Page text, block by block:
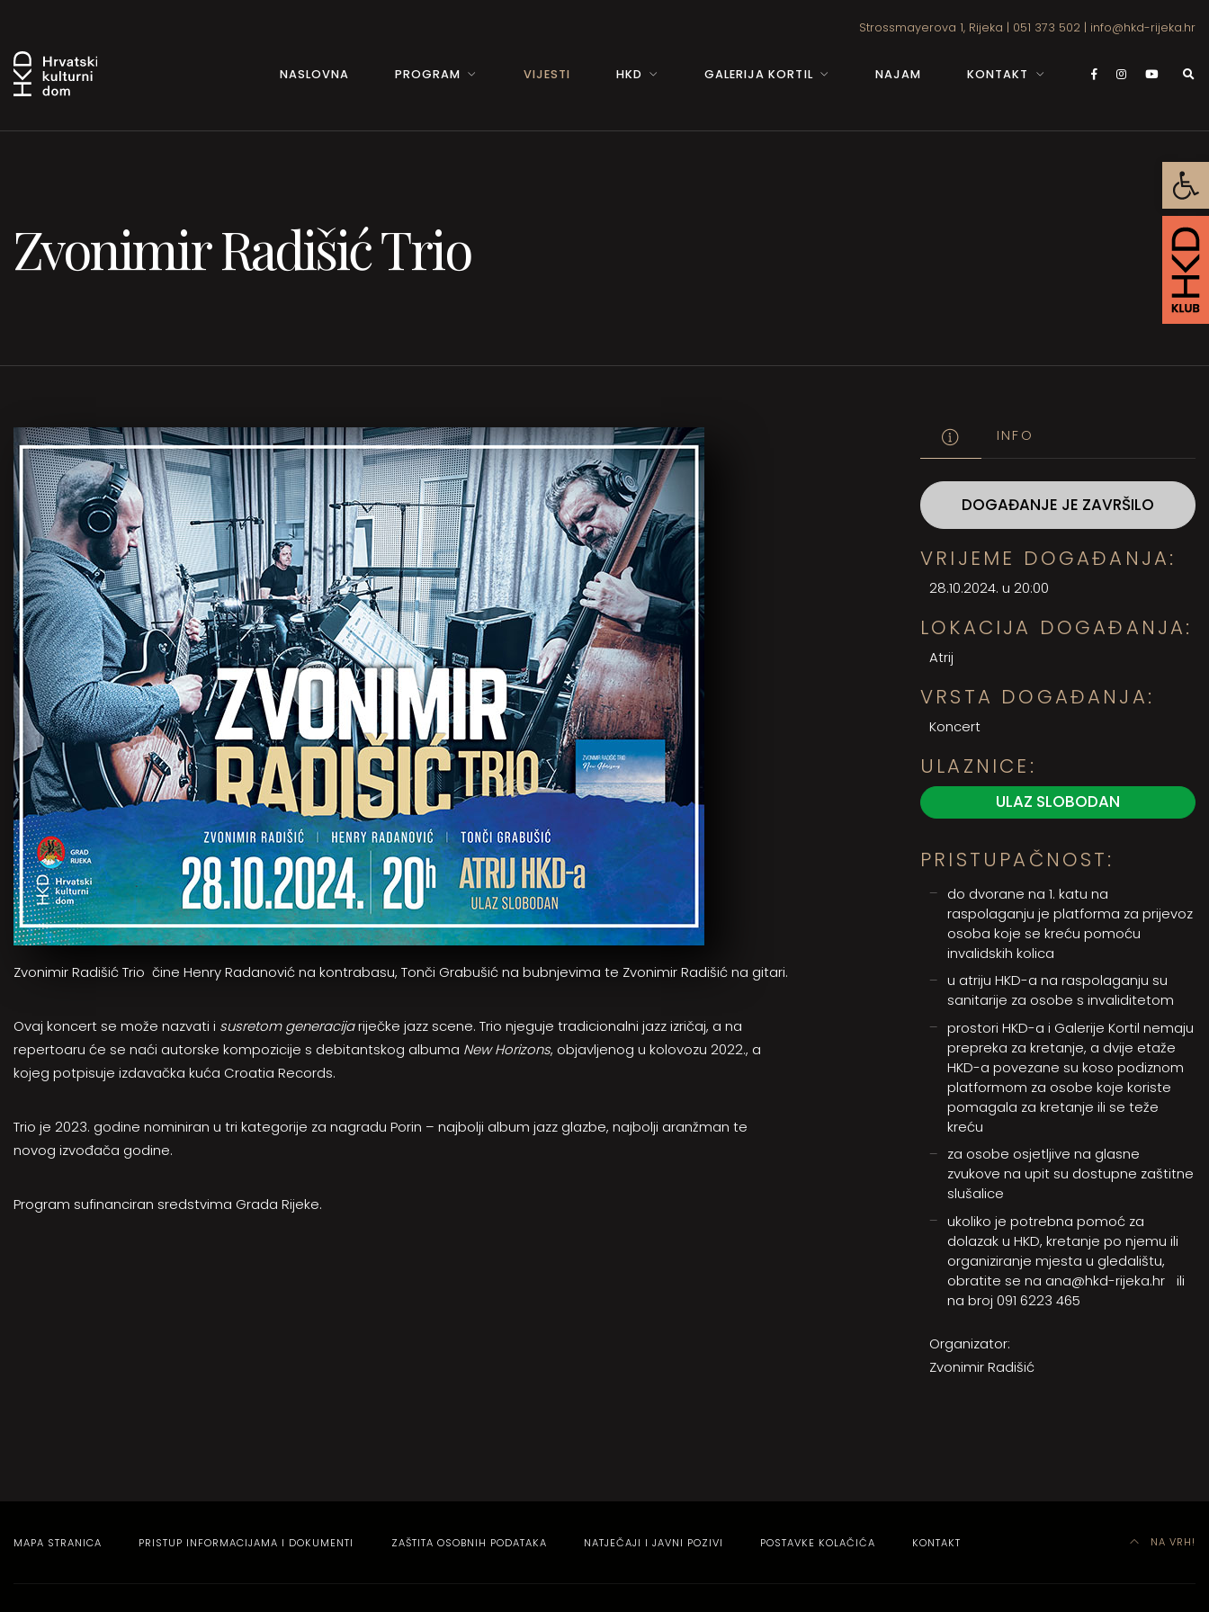
Strossmayerova 1, Rijeka | 051 373 502 | info@hkd-rijeka.hr
NASLOVNA PROGRAM VIJESTI HKD GALERIJA KORTIL NAJAM KONTAKT
Zvonimir Radišić Trio
Zvonimir Radišić Trio čine Henry Radanović na kontrabasu, Tonči Grabušić na bubnjevima te Zvonimir Radišić na gitari.
Ovaj koncert se može nazvati i susretom generacijariječke jazz scene. Trio njeguje tradicionalni jazz izričaj, a na
repertoaru će se naći autorske kompozicije s debitantskog albuma New Horizons, objavljenog u kolovozu 2022., a
kojeg potpisuje izdavačka kuća Croatia Records.
Trio je 2023. godine nominiran u tri kategorije za nagradu Porin – najbolji album jazz glazbe, najbolji aranžman te
novog izvođača godine.
Program sufinanciran sredstvima Grada Rijeke.
INFO
DOGAĐANJE JE ZAVRŠILO
VRIJEME DOGAĐANJA:
28.10.2024. u 20:00
LOKACIJA DOGAĐANJA:
Atrij
VRSTA DOGAĐANJA:
Koncert
ULAZNICE:
ULAZ SLOBODAN
PRISTUPAČNOST:
do dvorane na 1. katu na
raspolaganju je platforma za prijevoz
osoba koje se kreću pomoću
invalidskih kolica
u atriju HKD-a na raspolaganju su
sanitarije za osobe s invaliditetom
prostori HKD-a i Galerije Kortil nemaju
prepreka za kretanje, a dvije etaže
HKD-a povezane su koso podiznom
platformom za osobe koje koriste
pomagala za kretanje ili se teže
kreću
za osobe osjetljive na glasne
zvukove na upit su dostupne zaštitne
slušalice
ukoliko je potrebna pomoć za
dolazak u HKD, kretanje po njemu ili
organiziranje mjesta u gledalištu,
obratite se na ana@hkd-rijeka.hr
ili
na broj091 6223 465
Organizator:
Zvonimir Radišić
MAPA STRANICA PRISTUP INFORMACIJAMA I DOKUMENTI ZAŠTITA OSOBNIH PODATAKA NATJEČAJI I JAVNI POZIVI POSTAVKE KOLAČIĆA KONTAKT NA VRH!